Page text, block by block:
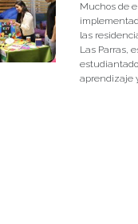
Muchos de
las
Las Parras,
aprendizaje